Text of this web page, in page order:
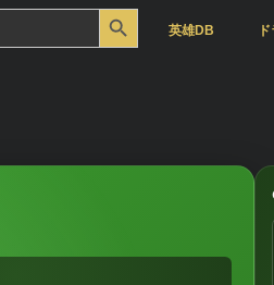
Search Button
英雄DB